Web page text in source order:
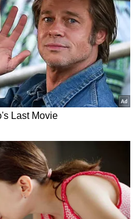
నిపుణులు
పెట్టుకుంటే బట్టతల
కోసం ఏసియానెట్ తెలుగు
గా ఎంచుకోండి